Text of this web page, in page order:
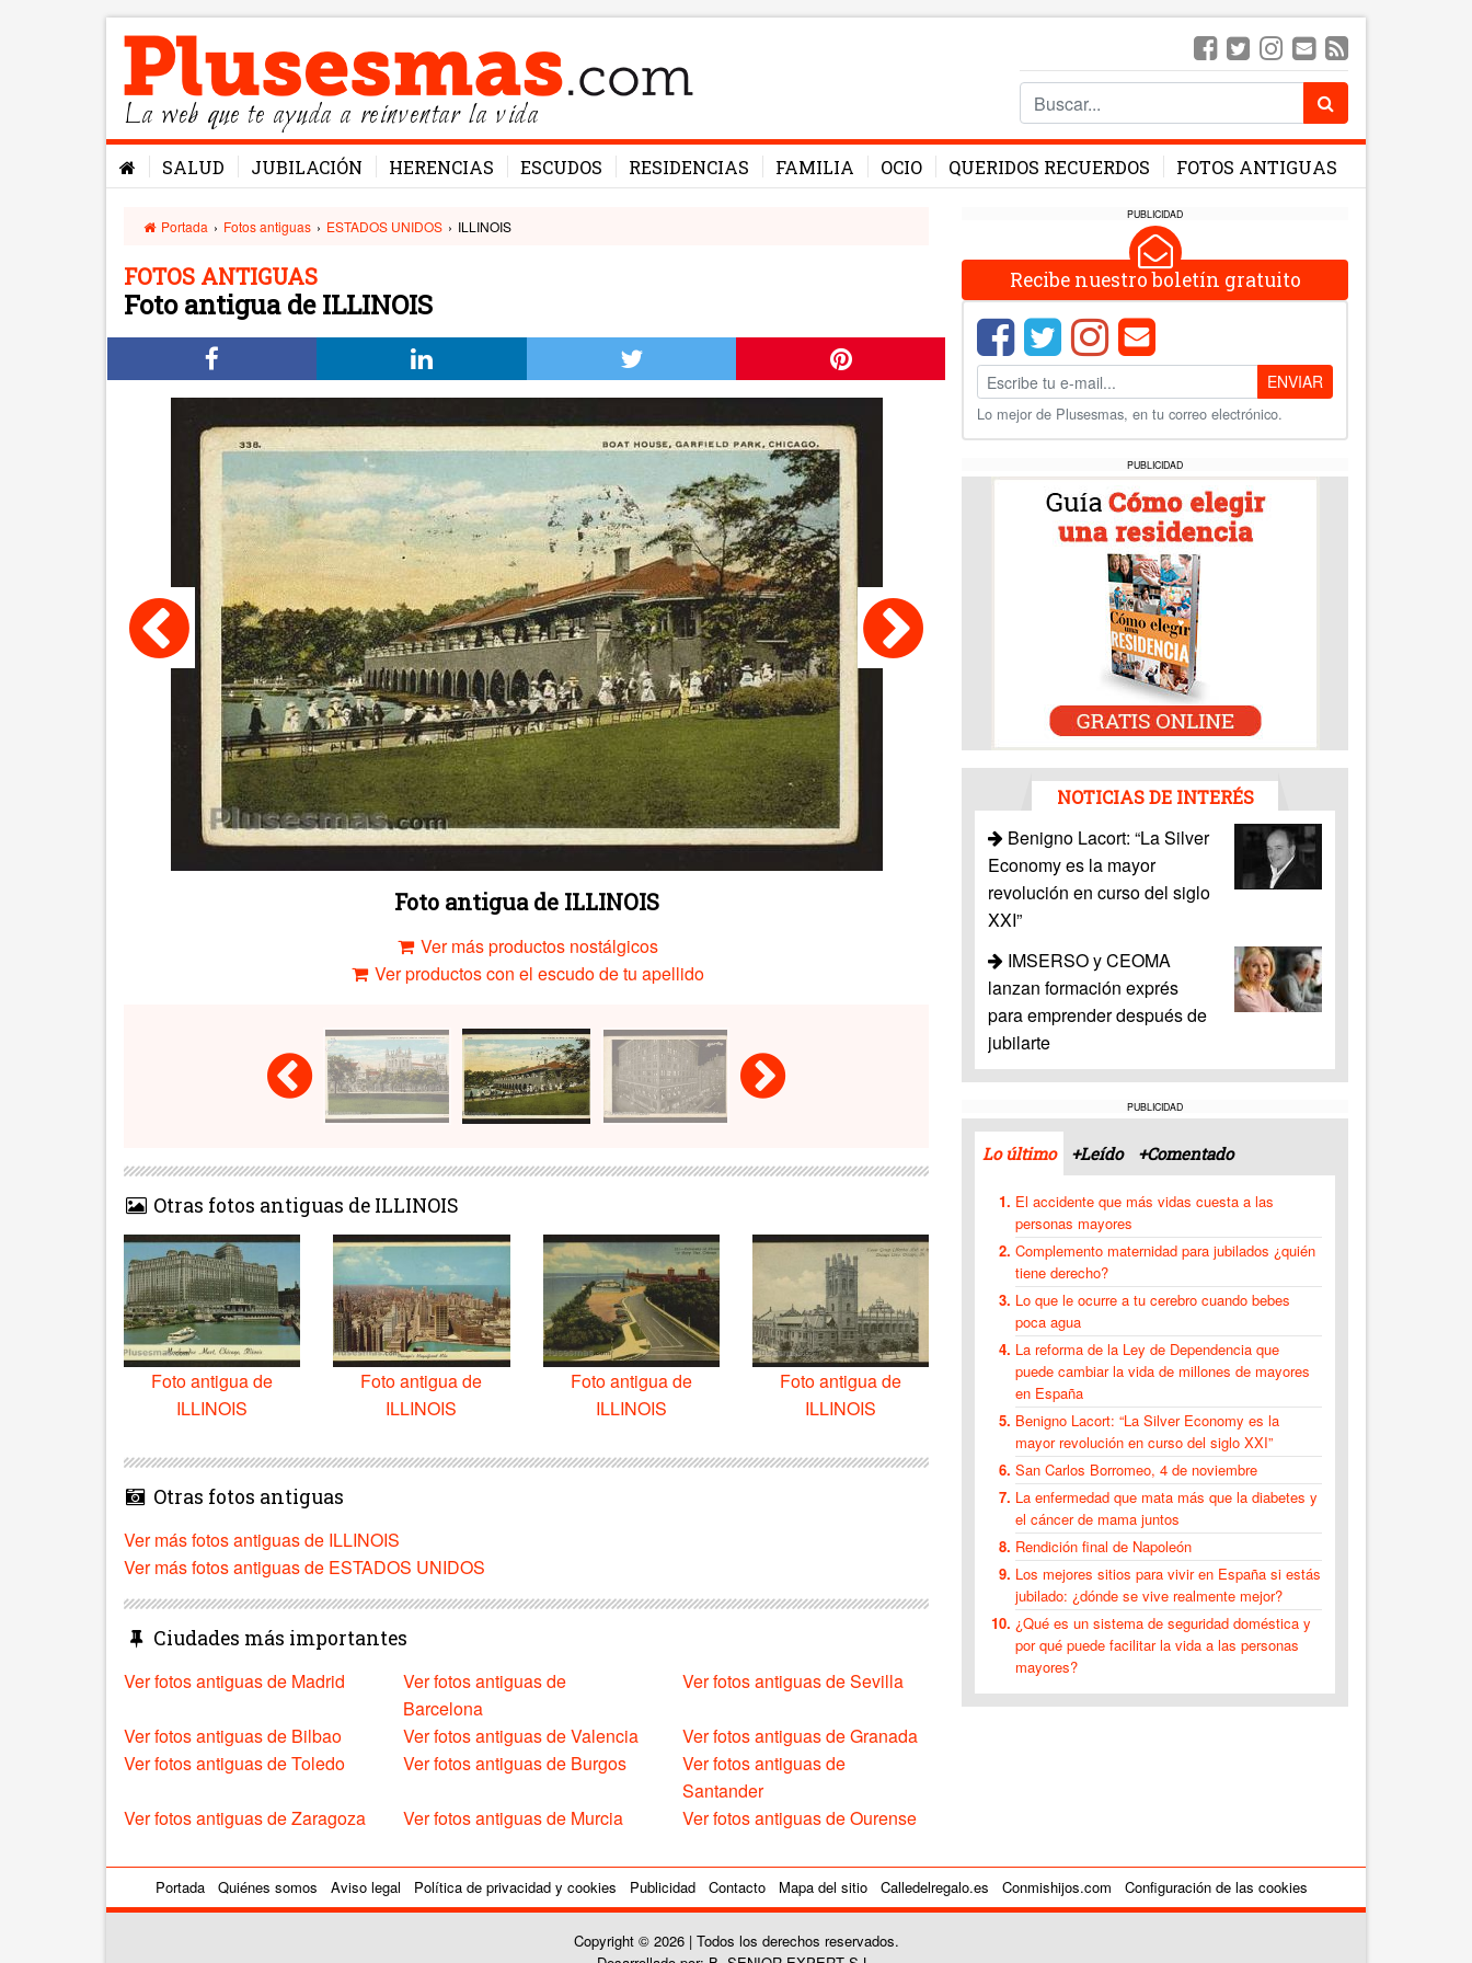
La web que te ayuda a reinventar la vida
SALUD JUBILACIÓN HERENCIAS ESCUDOS RESIDENCIAS FAMILIA OCIO QUERIDOS RECUERDOS FOTOS ANTIGUAS
Portada › Fotos antiguas › ESTADOS UNIDOS › ILLINOIS
FOTOS ANTIGUAS
Foto antigua de ILLINOIS
Foto antigua de ILLINOIS
Ver más productos nostálgicos
Ver productos con el escudo de tu apellido
Otras fotos antiguas de ILLINOIS
Foto antigua de
ILLINOIS
Foto antigua de
ILLINOIS
Foto antigua de
ILLINOIS
Foto antigua de
ILLINOIS
Otras fotos antiguas
Ver más fotos antiguas de ILLINOIS
Ver más fotos antiguas de ESTADOS UNIDOS
Ciudades más importantes
Ver fotos antiguas de Madrid
Ver fotos antiguas de
Barcelona
Ver fotos antiguas de Sevilla
Ver fotos antiguas de Bilbao Ver fotos antiguas de Valencia
Ver fotos antiguas de Granada
Ver fotos antiguas de Toledo
Ver fotos antiguas de Burgos
Ver fotos antiguas de
Santander
Ver fotos antiguas de Zaragoza
Ver fotos antiguas de Murcia Ver fotos antiguas de Ourense
PUBLICIDAD
Recibe nuestro boletín gratuito
ENVIAR
Lo mejor de Plusesmas, en tu correo electrónico.
PUBLICIDAD
NOTICIAS DE INTERÉS
Benigno Lacort: “La Silver
Economy es la mayor
revolución en curso del siglo
XXI”
IMSERSO y CEOMA
lanzan formación exprés
para emprender después de
jubilarte
PUBLICIDAD
Lo último +Leído +Comentado
El accidente que más vidas cuesta a las
personas mayores
Complemento maternidad para jubilados ¿quién
tiene derecho?
Lo que le ocurre a tu cerebro cuando bebes
poca agua
La reforma de la Ley de Dependencia que
puede cambiar la vida de millones de mayores
en España
Benigno Lacort: “La Silver Economy es la
mayor revolución en curso del siglo XXI”
San Carlos Borromeo, 4 de noviembre
La enfermedad que mata más que la diabetes y
el cáncer de mama juntos
Rendición final de Napoleón
Los mejores sitios para vivir en España si estás
jubilado: ¿dónde se vive realmente mejor?
¿Qué es un sistema de seguridad doméstica y
por qué puede facilitar la vida a las personas
mayores?
Portada Quiénes somos Aviso legal Política de privacidad y cookies Publicidad Contacto Mapa del sitio Calledelregalo.es Conmishijos.com Configuración de las cookies
Copyright © 2026 | Todos los derechos reservados.